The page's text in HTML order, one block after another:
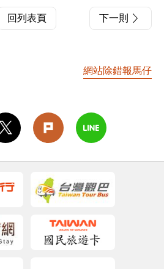
回列表頁 下一則
網站除錯報馬仔